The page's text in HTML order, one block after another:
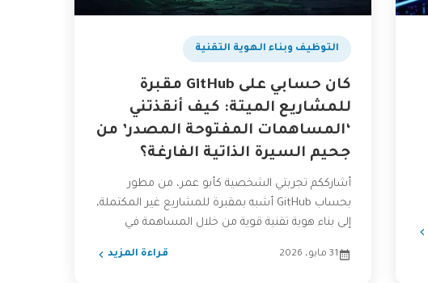
التوظيف وبناء الهوية التقنية
كان حسابي على GitHub مقبرة
للمشاريع الميتة: كيف أنقذتني
‘المساهمات المفتوحة المصدر’ من
جحيم السيرة الذاتية الفارغة؟
أشارككم تجربتي الشخصية كأبو عمر، من مطور
بحساب GitHub أشبه بمقبرة للمشاريع غير المكتملة،
إلى بناء هوية تقنية قوية من خلال المساهمة في
31 مايو، 2026 قراءة المزيد